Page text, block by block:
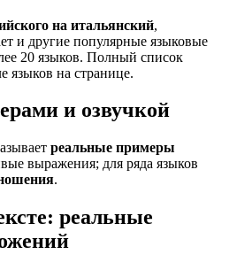
на итальянский,
и другие популярные языковые
20 языков. Полный список
языков на странице.
и озвучкой
реальные примеры
выражения; для ряда языков
.
реальные